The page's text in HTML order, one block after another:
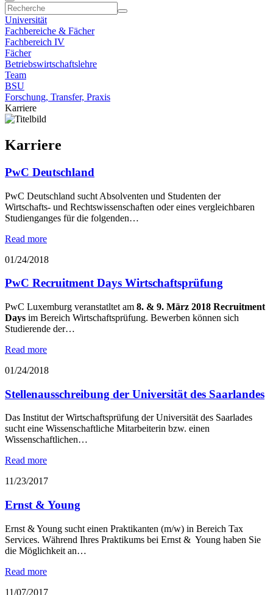
Universität
Fachbereiche & Fächer
Fachbereich IV
Fächer
Betriebswirtschaftslehre
Team
BSU
Forschung, Transfer, Praxis
Karriere
Karriere
PwC Deutschland
PwC Deutschland sucht Absolventen und Studenten der
Wirtschafts- und Rechtswissenschaften oder eines vergleichbaren
Studienganges für die folgenden…
Read more
01/24/2018
PwC Recruitment Days Wirtschaftsprüfung
PwC Luxemburg veranstatltet am 8. & 9. März 2018 Recruitment
Days im Bereich Wirtschaftsprüfung. Bewerben können sich
Studierende der…
Read more
01/24/2018
Stellenausschreibung der Universität des Saarlandes
Das Institut der Wirtschaftsprüfung der Universität des Saarlades
sucht eine Wissenschaftliche Mitarbeiterin bzw. einen
Wissenschaftlichen…
Read more
11/23/2017
Ernst & Young
Ernst & Young sucht einen Praktikanten (m/w) in Bereich Tax
Services. Während Ihres Praktikums bei Ernst & Young haben Sie
die Möglichkeit an…
Read more
11/07/2017